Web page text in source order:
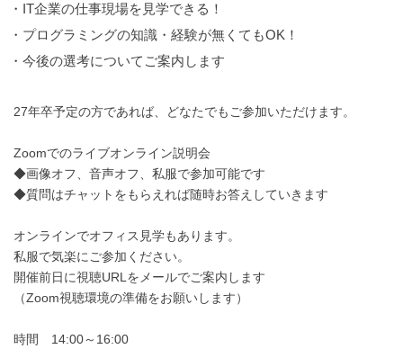
・IT企業の仕事現場を見学できる！
・プログラミングの知識・経験が無くてもOK！
・今後の選考についてご案内します
27年卒予定の方であれば、どなたでもご参加いただけます。
Zoomでのライブオンライン説明会
◆画像オフ、音声オフ、私服で参加可能です
◆質問はチャットをもらえれば随時お答えしていきます
オンラインでオフィス見学もあります。
私服で気楽にご参加ください。
開催前日に視聴URLをメールでご案内します
（Zoom視聴環境の準備をお願いします）
時間 14:00～16:00